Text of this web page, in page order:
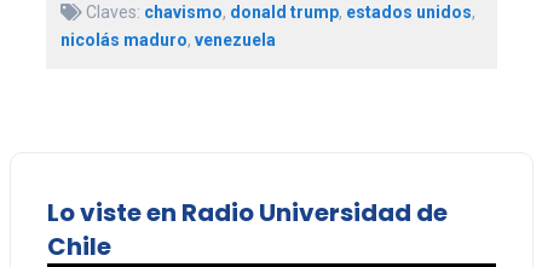
Claves: chavismo, donald trump, estados unidos,
nicolás maduro, venezuela
Lo viste en Radio Universidad de
Chile